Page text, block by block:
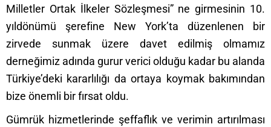
Milletler Ortak İlkeler Sözleşmesi” ne girmesinin 10.
yıldönümü şerefine New York’ta düzenlenen bir
zirvede sunmak üzere davet edilmiş olmamız
derneğimiz adında gurur verici olduğu kadar bu alanda
Türkiye’deki kararlılığı da ortaya koymak bakımından
bize önemli bir fırsat oldu.
Gümrük hizmetlerinde şeffaflık ve verimin artırılması